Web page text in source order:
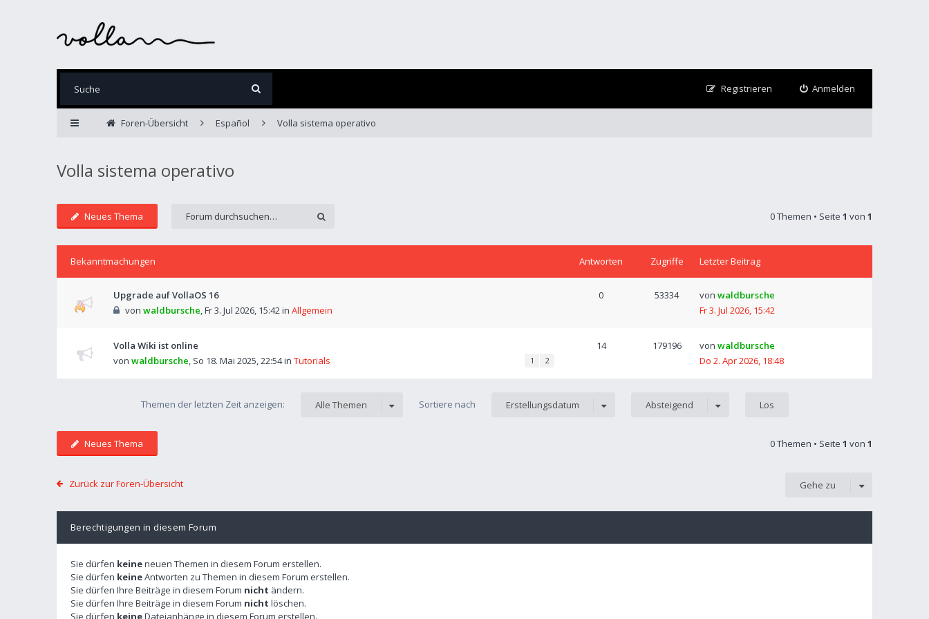
Anmelden
Registrieren
Foren-Übersicht Español Volla sistema operativo
Volla sistema operativo
Neues Thema 0 Themen • Seite 1 von 1
Bekanntmachungen Antworten Zugriffe Letzter Beitrag
Upgrade auf VollaOS 16
von waldbursche,Fr 3. Jul 2026, 15:42in Allgemein
0 53334 von waldbursche
Fr 3. Jul 2026, 15:42
Volla Wiki ist online
von waldbursche, So 18. Mai 2025, 22:54in Tutorials 1 2
14 179196 von waldbursche
Do 2. Apr 2026, 18:48
Themen der letzten Zeit anzeigen: Alle Themen Sortiere nach Erstellungsdatum Absteigend
Neues Thema 0 Themen • Seite 1 von 1
Zurück zur Foren-Übersicht Gehe zu
Berechtigungen in diesem Forum
Sie dürfen keineneuen Themen in diesem Forum erstellen.
Sie dürfen keineAntworten zu Themen in diesem Forum erstellen.
Sie dürfen Ihre Beiträge in diesem Forum nicht ändern.
Sie dürfen Ihre Beiträge in diesem Forum nicht löschen.
Sie dürfen keineDateianhänge in diesem Forum erstellen.